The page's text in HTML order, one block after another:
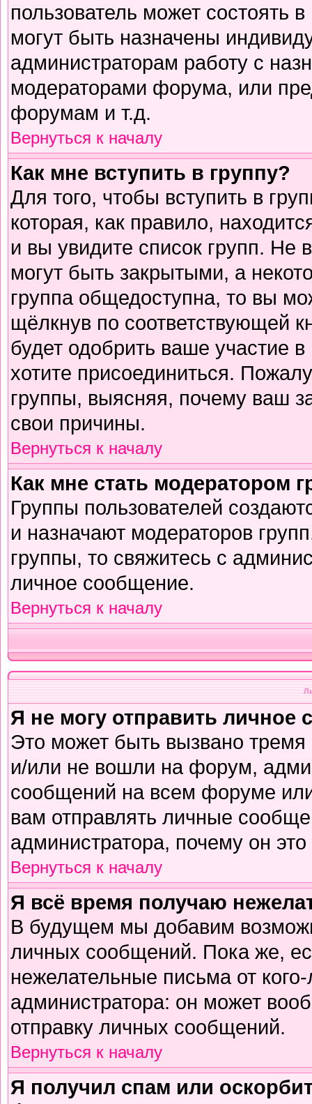
пользователь может состоять
могут быть назначены
администраторам работу с
модераторами форума, или
форумам и т.д.
Вернуться к началу
Как мне вступить в группу?
Для того, чтобы вступить в
которая, как правило,
и вы увидите список групп. Не
могут быть закрытыми, а
группа общедоступна, то вы
щёлкнув по соответствующей
будет одобрить ваше участие
хотите присоединиться.
группы, выясняя, почему ваш
свои причины.
Вернуться к началу
Как мне стать модератором
Группы пользователей
и назначают модераторов
группы, то свяжитесь с
личное сообщение.
Вернуться к началу
Я не могу отправить личное
Это может быть вызвано
и/или не вошли на форум,
сообщений на всем форуме
вам отправлять личные
администратора, почему он
Вернуться к началу
Я всё время получаю
В будущем мы добавим
личных сообщений. Пока же,
нежелательные письма от
администратора: он может
отправку личных сообщений.
Вернуться к началу
Я получил спам или